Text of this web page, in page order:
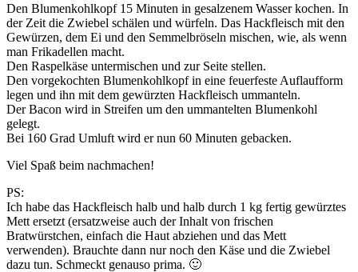
Den Blumenkohlkopf 15 Minuten in gesalzenem Wasser kochen. In
der Zeit die Zwiebel schälen und würfeln. Das Hackfleisch mit den
Gewürzen, dem Ei und den Semmelbröseln mischen, wie, als wenn
man Frikadellen macht.
Den Raspelkäse untermischen und zur Seite stellen.
Den vorgekochten Blumenkohlkopf in eine feuerfeste Auflaufform
legen und ihn mit dem gewürzten Hackfleisch ummanteln.
Der Bacon wird in Streifen um den ummantelten Blumenkohl
gelegt.
Bei 160 Grad Umluft wird er nun 60 Minuten gebacken.
Viel Spaß beim nachmachen!
PS:
Ich habe das Hackfleisch halb und halb durch 1 kg fertig gewürztes
Mett ersetzt (ersatzweise auch der Inhalt von frischen
Bratwürstchen, einfach die Haut abziehen und das Mett
verwenden). Brauchte dann nur noch den Käse und die Zwiebel
dazu tun. Schmeckt genauso prima. 🙂